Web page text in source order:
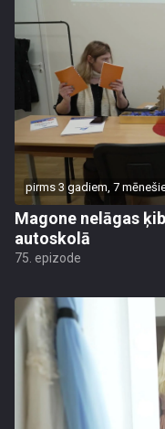
pirms 3 gadiem, 7
Magone nelāgas
autoskolā
75. epizode